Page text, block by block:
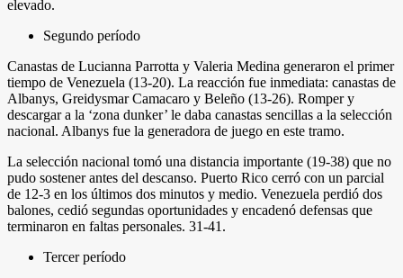
elevado.
Segundo período
Canastas de Lucianna Parrotta y Valeria Medina generaron el primer
tiempo de Venezuela (13-20). La reacción fue inmediata: canastas de
Albanys, Greidysmar Camacaro y Beleño (13-26). Romper y
descargar a la ‘zona dunker’ le daba canastas sencillas a la selección
nacional. Albanys fue la generadora de juego en este tramo.
La selección nacional tomó una distancia importante (19-38) que no
pudo sostener antes del descanso. Puerto Rico cerró con un parcial
de 12-3 en los últimos dos minutos y medio. Venezuela perdió dos
balones, cedió segundas oportunidades y encadenó defensas que
terminaron en faltas personales. 31-41.
Tercer período